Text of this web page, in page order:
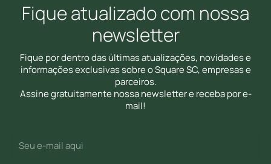
Fique atualizado com nossa
newsletter
Fique por dentro das últimas atualizações, novidades e
informações exclusivas sobre o Square SC, empresas e
parceiros.
Assine gratuitamente nossa newsletter e receba por e-
mail!
mail